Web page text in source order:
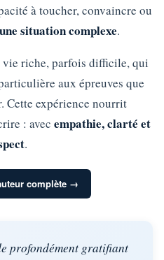
à toucher, convaincre ou
situation complexe.
vie riche, parfois difficile, qui
aux épreuves que
Cette expérience nourrit
: avec empathie, clarté et
.
complète →
profondément gratifiant